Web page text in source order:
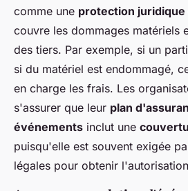
comme une protection juridique
couvre les dommages matériels
des tiers. Par exemple, si un
si du matériel est endommagé,
en charge les frais. Les
s'assurer que leur plan
événements inclut une
puisqu'elle est souvent exigée
légales pour obtenir